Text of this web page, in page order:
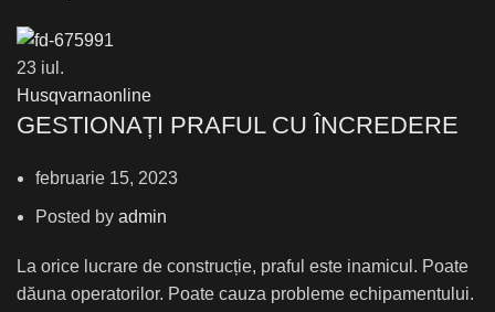
23 iul.
Husqvarnaonline
GESTIONAȚI PRAFUL CU ÎNCREDERE
februarie 15, 2023
Posted by admin
La orice lucrare de construcție, praful este inamicul. Poate
dăuna operatorilor. Poate cauza probleme echipamentului.